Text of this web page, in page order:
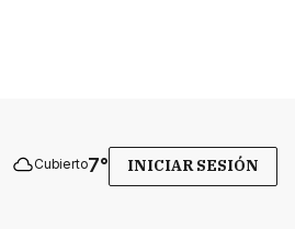
Cubierto7° INICIAR SESIÓN